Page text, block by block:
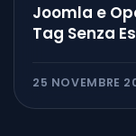
Joomla e
Tag Senza
25 NOVEMBRE